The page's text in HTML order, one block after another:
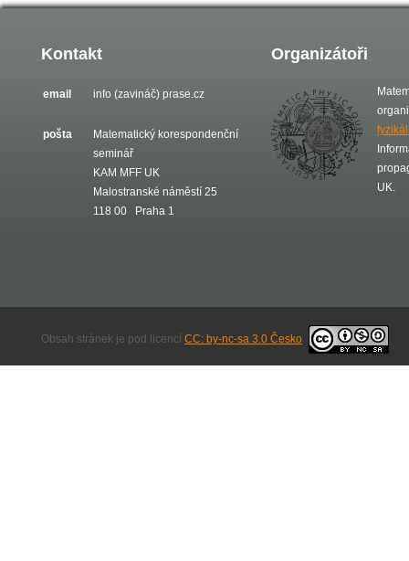
Kontakt
email info (zavináč) prase.cz
pošta
Matematický korespondenční
seminář
KAM MFF UK
Malostranské náměstí 25
118 00 Praha 1
Organizátoři
UK.
Obsah stránek je pod licencí CC: by-nc-sa 3.0 Česko